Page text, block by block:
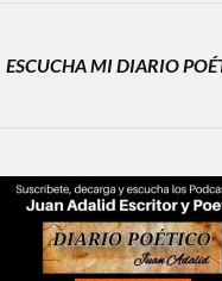
ESCUCHA MI DIARIO